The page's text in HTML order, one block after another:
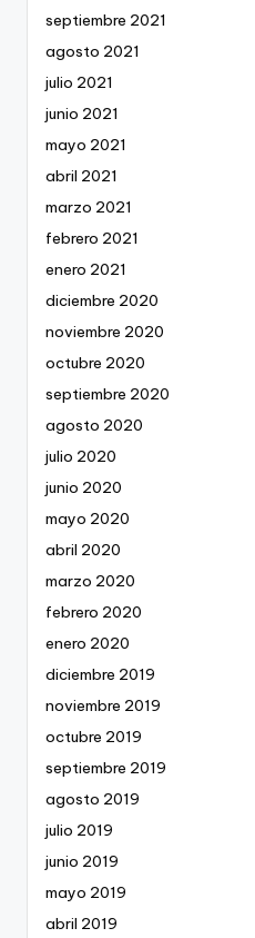
septiembre 2021
agosto 2021
julio 2021
junio 2021
mayo 2021
abril 2021
marzo 2021
febrero 2021
enero 2021
diciembre 2020
noviembre 2020
octubre 2020
septiembre 2020
agosto 2020
julio 2020
junio 2020
mayo 2020
abril 2020
marzo 2020
febrero 2020
enero 2020
diciembre 2019
noviembre 2019
octubre 2019
septiembre 2019
agosto 2019
julio 2019
junio 2019
mayo 2019
abril 2019